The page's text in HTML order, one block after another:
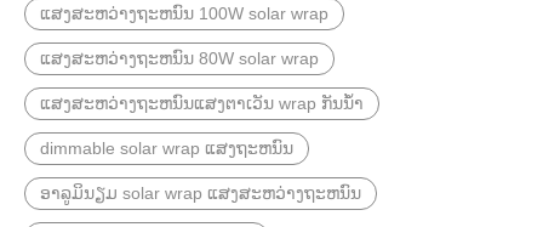
ແສງສະຫວ່າງຖະຫນົນ 100W solar wrap
ແສງສະຫວ່າງຖະຫນົນ 80W solar wrap
ແສງສະຫວ່າງຖະຫນົນແສງຕາເວັນ wrap ກັນນ້ໍາ
dimmable solar wrap ແສງຖະຫນົນ
ອາລູມິນຽມ solar wrap ແສງສະຫວ່າງຖະຫນົນ